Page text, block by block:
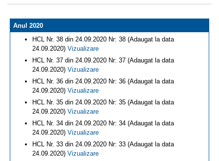
Anul 2020
HCL Nr. 38 din 24.09.2020 Nr: 38 (Adaugat la data
24.09.2020) Vizualizare
HCL Nr. 37 din 24.09.2020 Nr: 37 (Adaugat la data
24.09.2020) Vizualizare
HCL Nr. 36 din 24.09.2020 Nr: 36 (Adaugat la data
24.09.2020) Vizualizare
HCL Nr. 35 din 24.09.2020 Nr: 35 (Adaugat la data
24.09.2020) Vizualizare
HCL Nr. 34 din 24.09.2020 Nr: 34 (Adaugat la data
24.09.2020) Vizualizare
HCL Nr. 33 din 24.09.2020 Nr: 33 (Adaugat la data
24.09.2020) Vizualizare